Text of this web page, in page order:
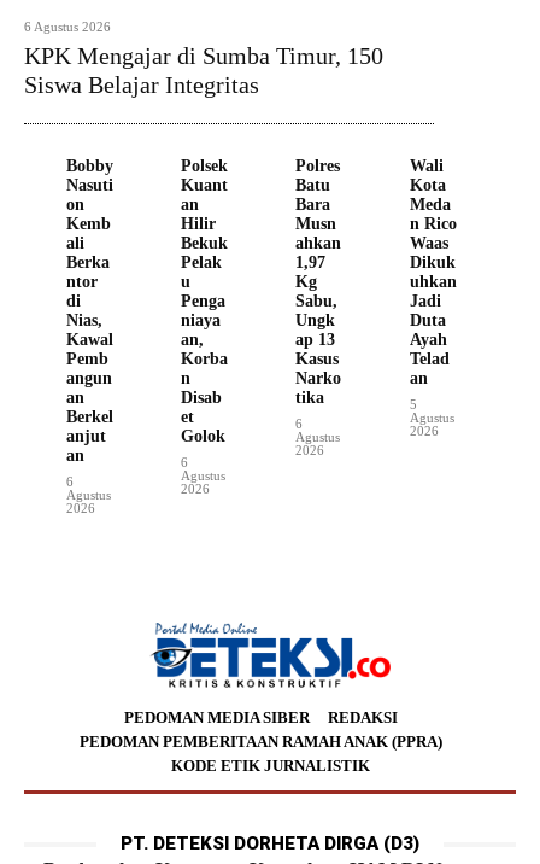
6 Agustus 2026
KPK Mengajar di Sumba Timur, 150
Siswa Belajar Integritas
Bobby
Nasuti
on
Kemb
ali
Berka
ntor
di
Nias,
Kawal
Pemb
angun
an
Berkel
anjut
an
6
Agustus
2026
Polsek
Kuant
an
Hilir
Bekuk
Pelak
u
Penga
niaya
an,
Korba
n
Disab
et
Golok
6
Agustus
2026
Polres
Batu
Bara
Musn
ahkan
1,97
Kg
Sabu,
Ungk
ap 13
Kasus
Narko
tika
6
Agustus
2026
Wali
Kota
Meda
n Rico
Waas
Dikuk
uhkan
Jadi
Duta
Ayah
Telad
an
5
Agustus
2026
PEDOMAN MEDIA SIBER
REDAKSI
PEDOMAN PEMBERITAAN RAMAH ANAK (PPRA)
KODE ETIK JURNALISTIK
PT. DETEKSI DORHETA DIRGA (D3)